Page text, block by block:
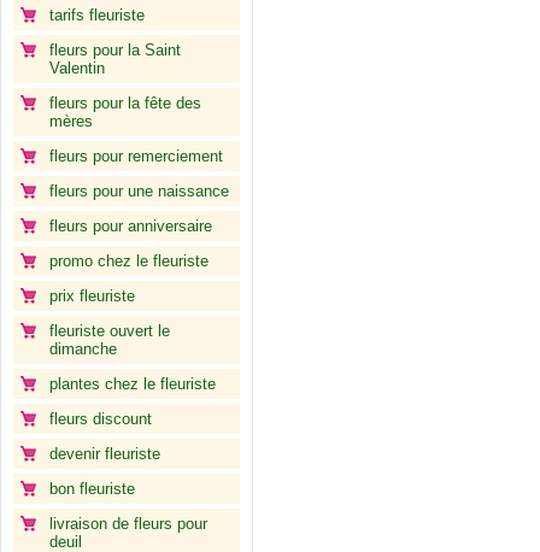
tarifs fleuriste
fleurs pour la Saint
Valentin
fleurs pour la fête des
mères
fleurs pour remerciement
fleurs pour une naissance
fleurs pour anniversaire
promo chez le fleuriste
prix fleuriste
fleuriste ouvert le
dimanche
plantes chez le fleuriste
fleurs discount
devenir fleuriste
bon fleuriste
livraison de fleurs pour
deuil